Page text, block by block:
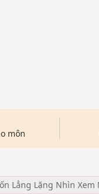
môn
Lẳng Lặng Nhìn